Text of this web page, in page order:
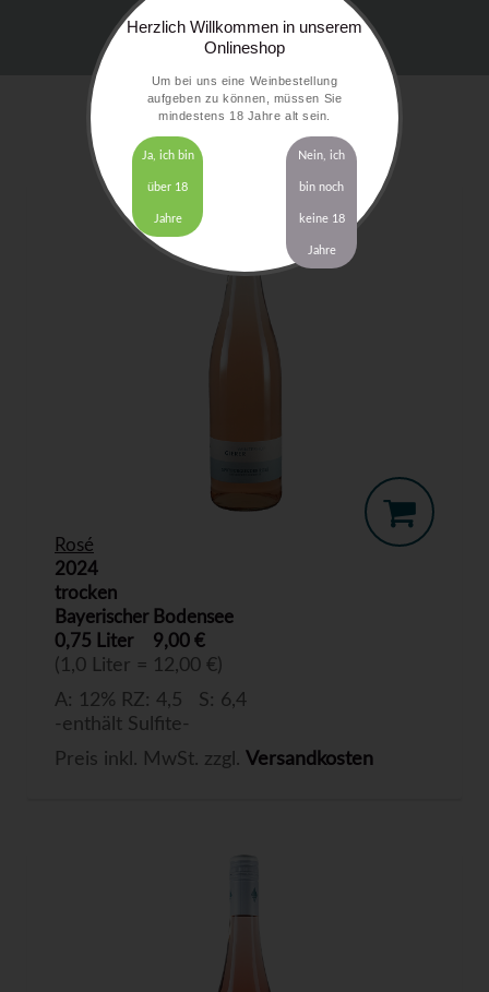
Rosé
2024
trocken
Bayerischer Bodensee
0,75 Liter
9,00 €
(1,0 Liter = 12,00 €)
A: 12% RZ: 4,5 S: 6,4
-enthält Sulfite-
Preis inkl. MwSt. zzgl. Versandkosten
Herzlich Willkommen in unserem
Onlineshop
Um bei uns eine Weinbestellung
aufgeben zu können, müssen Sie
mindestens 18 Jahre alt sein.
Ja, ich bin
über 18
Jahre
Nein, ich
bin noch
keine 18
Jahre